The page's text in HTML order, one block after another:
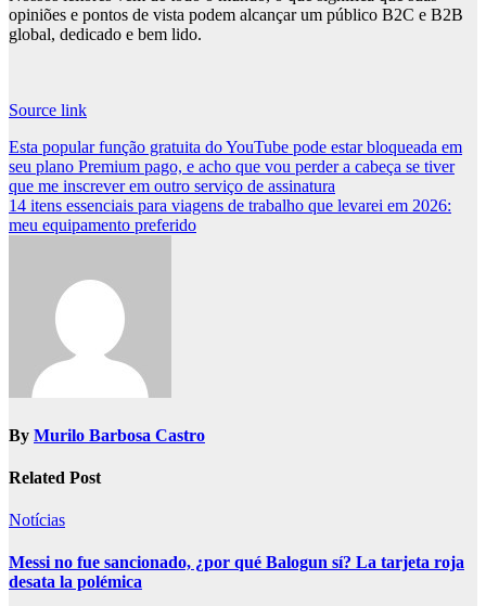
opiniões e pontos de vista podem alcançar um público B2C e B2B
global, dedicado e bem lido.
Source link
Post
navigation
Esta popular função gratuita do YouTube pode estar bloqueada em
seu plano Premium pago, e acho que vou perder a cabeça se tiver
que me inscrever em outro serviço de assinatura
14 itens essenciais para viagens de trabalho que levarei em 2026:
meu equipamento preferido
By Murilo Barbosa Castro
Related Post
Notícias
Messi no fue sancionado, ¿por qué Balogun sí? La tarjeta roja
desata la polémica